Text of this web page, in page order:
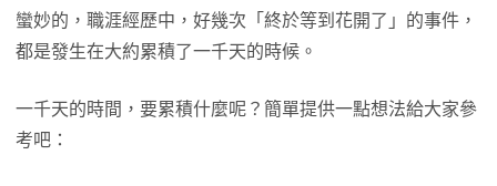
蠻妙的，職涯經歷中，好幾次「終於等到花開了」的事件，
都是發生在大約累積了一千天的時候。
一千天的時間，要累積什麼呢？簡單提供一點想法給大家參
考吧：